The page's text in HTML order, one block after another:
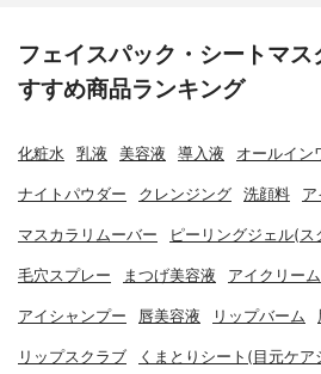
フェイスパック・シートマ
すすめ商品ランキング
化粧水 乳液 美容液 導入液 オールイン
ナイトパウダー クレンジング 洗顔料
マスカラリムーバー ピーリングジェル(
毛穴スプレー まつげ美容液 アイクリーム
アイシャンプー 唇美容液 リップバーム
リップスクラブ くまとりシート(目元ケ